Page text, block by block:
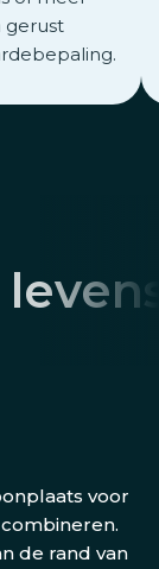
gerust
voor
de rand van